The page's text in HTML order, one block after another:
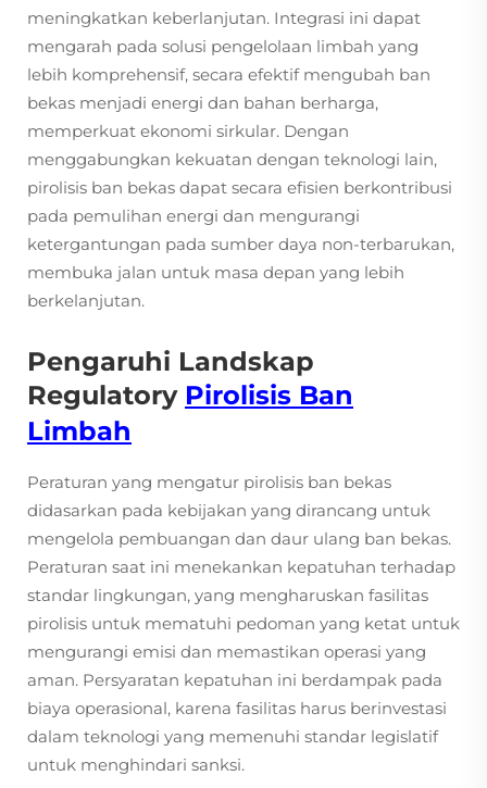
meningkatkan keberlanjutan. Integrasi ini dapat
mengarah pada solusi pengelolaan limbah yang
lebih komprehensif, secara efektif mengubah ban
bekas menjadi energi dan bahan berharga,
memperkuat ekonomi sirkular. Dengan
menggabungkan kekuatan dengan teknologi lain,
pirolisis ban bekas dapat secara efisien berkontribusi
pada pemulihan energi dan mengurangi
ketergantungan pada sumber daya non-terbarukan,
membuka jalan untuk masa depan yang lebih
berkelanjutan.
Pengaruhi Landskap
Regulatory Pirolisis Ban
Limbah
Peraturan yang mengatur pirolisis ban bekas
didasarkan pada kebijakan yang dirancang untuk
mengelola pembuangan dan daur ulang ban bekas.
Peraturan saat ini menekankan kepatuhan terhadap
standar lingkungan, yang mengharuskan fasilitas
pirolisis untuk mematuhi pedoman yang ketat untuk
mengurangi emisi dan memastikan operasi yang
aman. Persyaratan kepatuhan ini berdampak pada
biaya operasional, karena fasilitas harus berinvestasi
dalam teknologi yang memenuhi standar legislatif
untuk menghindari sanksi.